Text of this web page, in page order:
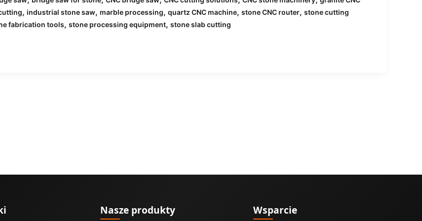
, industrial stone saw, marble processing, quartz CNC machine, stone CNC router, stone cutting
fabrication tools, stone processing equipment, stone slab cutting
Nasze produkty Wsparcie